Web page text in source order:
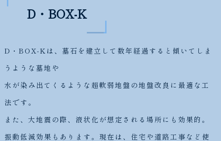
D・BOX-K
D・BOX-Kは、墓石を建立して数年経過すると傾いてしま
うような墓地や
水が染み出てくるような超軟弱地盤の地盤改良に最適な工
法です。
また、大地震の際、液状化が想定される場所にも効果的。
振動低減効果もあります。現在は、住宅や道路工事など使